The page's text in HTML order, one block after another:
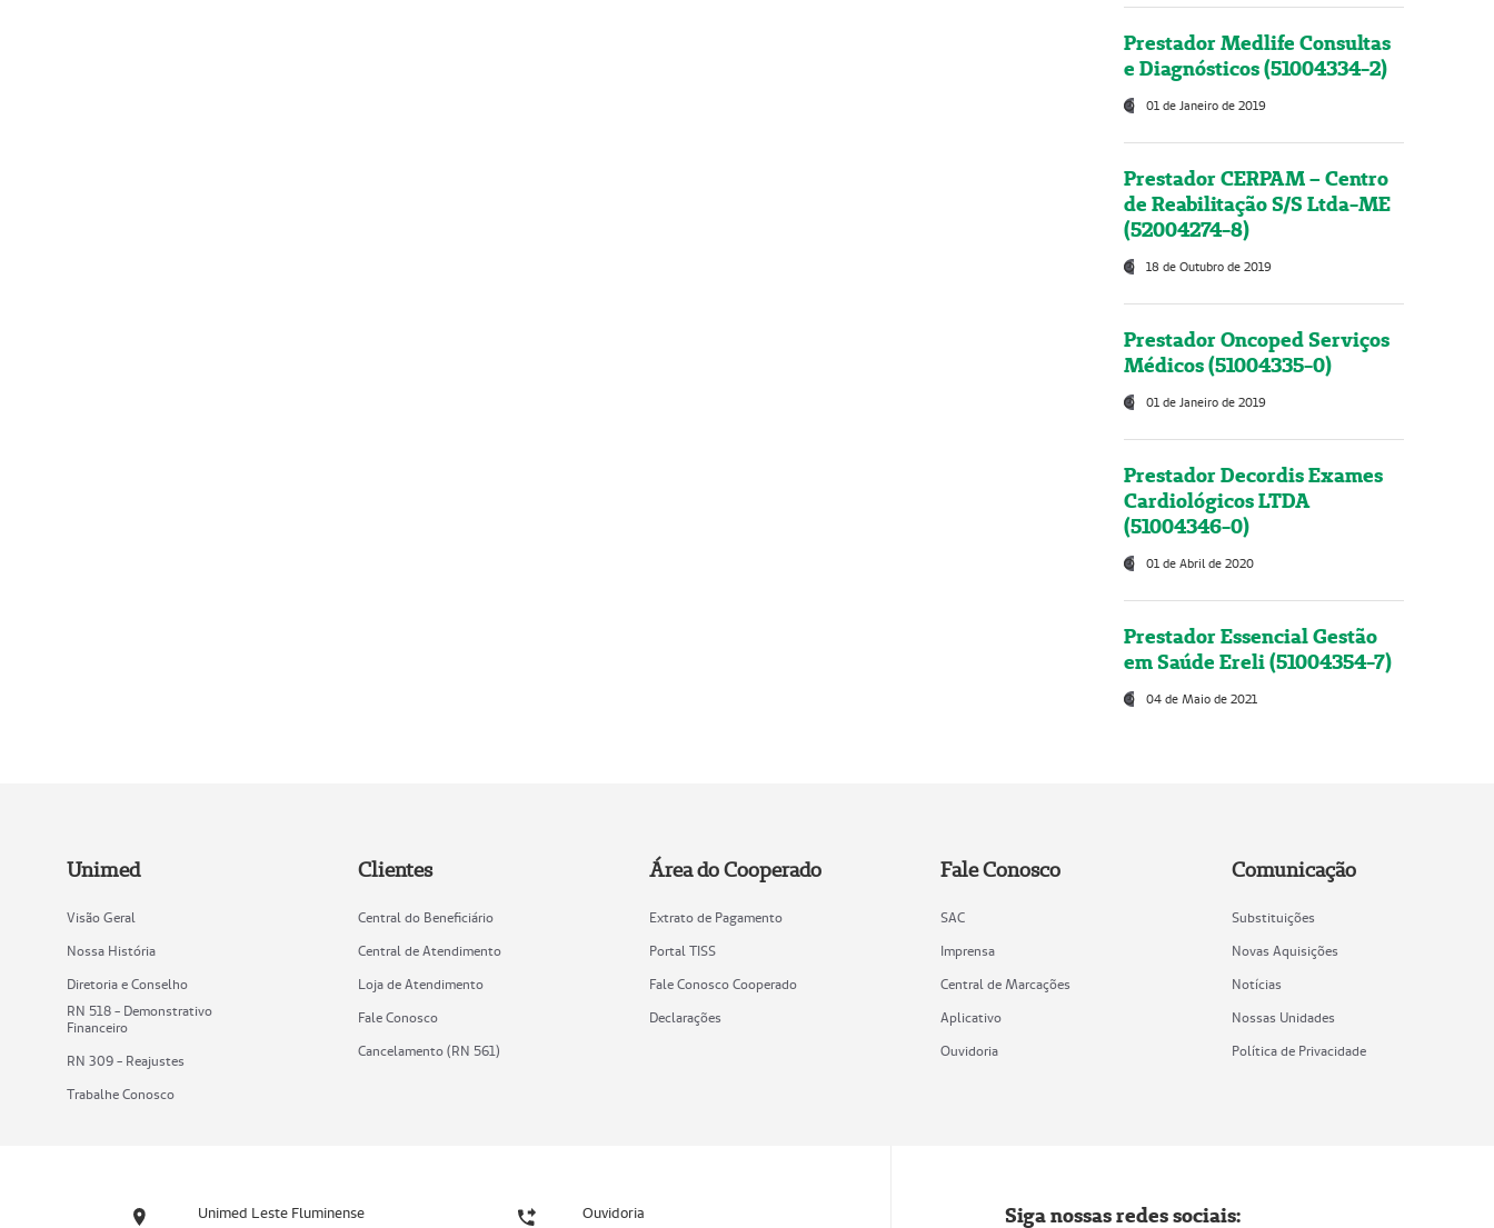
Prestador Medlife Consultas
e Diagnósticos (51004334-2)
01 de Janeiro de 2019
Prestador CERPAM – Centro
de Reabilitação S/S Ltda-ME
(52004274-8)
18 de Outubro de 2019
Prestador Oncoped Serviços
Médicos (51004335-0)
01 de Janeiro de 2019
Prestador Decordis Exames
Cardiológicos LTDA
(51004346-0)
01 de Abril de 2020
Prestador Essencial Gestão
em Saúde Ereli (51004354-7)
04 de Maio de 2021
Unimed
Visão Geral
Nossa História
Diretoria e Conselho
RN 518 - Demonstrativo
Financeiro
RN 309 - Reajustes
Trabalhe Conosco
Clientes
Central do Beneficiário
Central de Atendimento
Loja de Atendimento
Fale Conosco
Cancelamento (RN 561)
Área do Cooperado
Extrato de Pagamento
Portal TISS
Fale Conosco Cooperado
Declarações
Fale Conosco
SAC
Imprensa
Central de Marcações
Aplicativo
Ouvidoria
Comunicação
Substituições
Novas Aquisições
Notícias
Nossas Unidades
Política de Privacidade
Unimed Leste Fluminense Ouvidoria Siga nossas redes sociais: